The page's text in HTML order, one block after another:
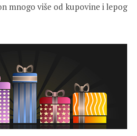
mnogo više od kupovine i lepog